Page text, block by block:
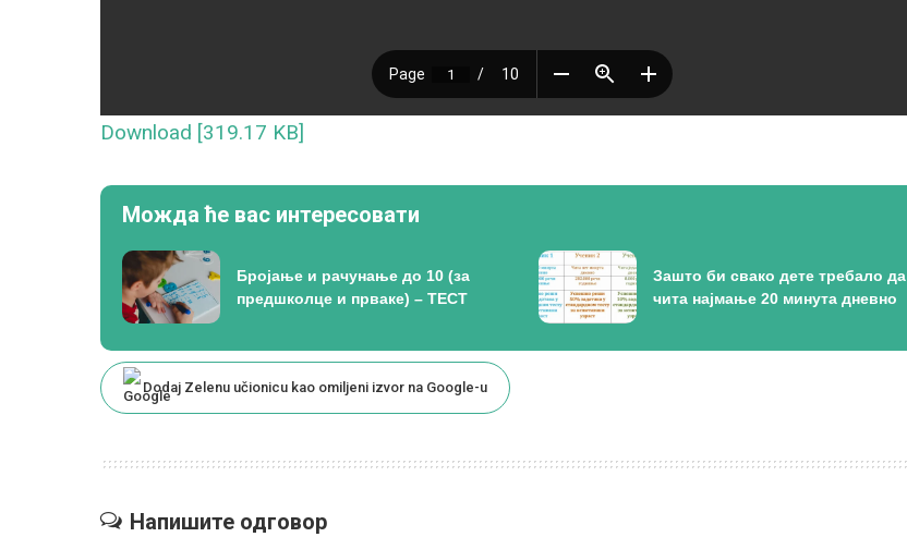
Download [319.17 KB]
Можда ће вас интересовати
Бројање и рачунање до 10 (за
предшколце и прваке) – ТЕСТ
Зашто би свако дете требало да
чита најмање 20 минута дневно
Dodaj Zelenu učionicu kao omiljeni izvor na Google-u
Напишите одговор